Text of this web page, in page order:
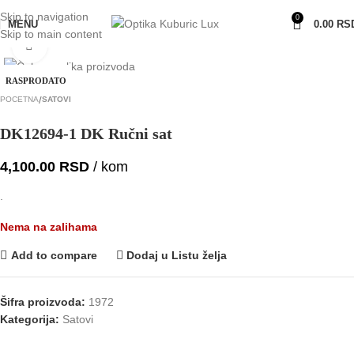
Skip to navigation
Skip to main content
MENU
0
0.00
RASPRODATO
POČETNA SATOVI
DK12694-1 DK Ručni sat
4,100.00 RSD / kom
.
Nema na zalihama
Add to compare Dodaj u Listu želja
Šifra proizvoda: 1972
Kategorija: Satovi